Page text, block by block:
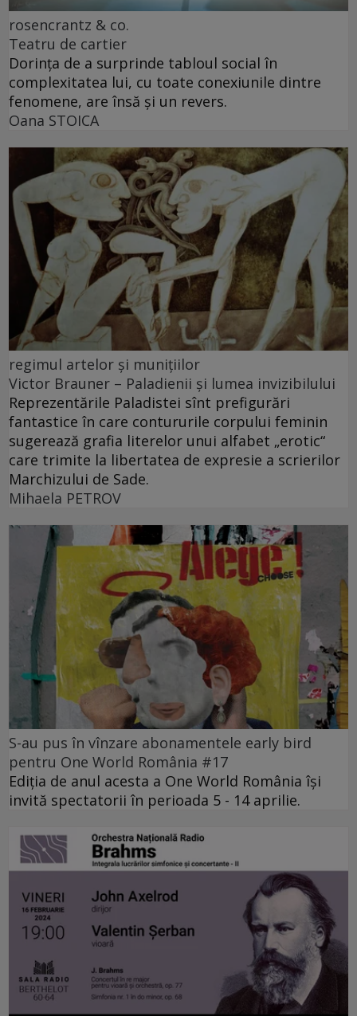
rosencrantz & co.
Teatru de cartier
Dorința de a surprinde tabloul social în
complexitatea lui, cu toate conexiunile dintre
fenomene, are însă și un revers.
Oana STOICA
regimul artelor şi muniţiilor
Victor Brauner – Paladienii și lumea invizibilului
Reprezentările Paladistei sînt prefigurări
fantastice în care contururile corpului feminin
sugerează grafia literelor unui alfabet „erotic“
care trimite la libertatea de expresie a scrierilor
Marchizului de Sade.
Mihaela PETROV
S-au pus în vînzare abonamentele early bird
pentru One World România #17
Ediția de anul acesta a One World România își
invită spectatorii în perioada 5 - 14 aprilie.